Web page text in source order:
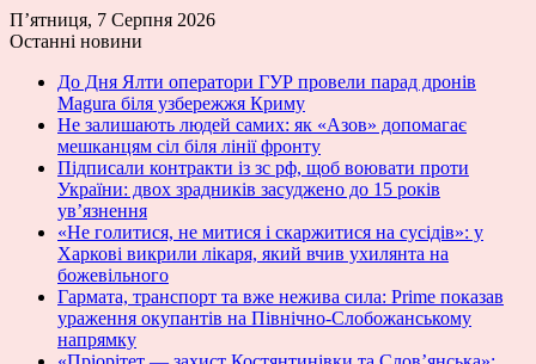
П’ятниця, 7 Серпня 2026
Останні новини
До Дня Ялти оператори ГУР провели парад дронів
Magura біля узбережжя Криму
Не залишають людей самих: як «Азов» допомагає
мешканцям сіл біля лінії фронту
Підписали контракти із зс рф, щоб воювати проти
України: двох зрадників засуджено до 15 років
ув’язнення
«Не голитися, не митися і скаржитися на сусідів»: у
Харкові викрили лікаря, який вчив ухилянта на
божевільного
Гармата, транспорт та вже нежива сила: Prime показав
ураження окупантів на Північно-Слобожанському
напрямку